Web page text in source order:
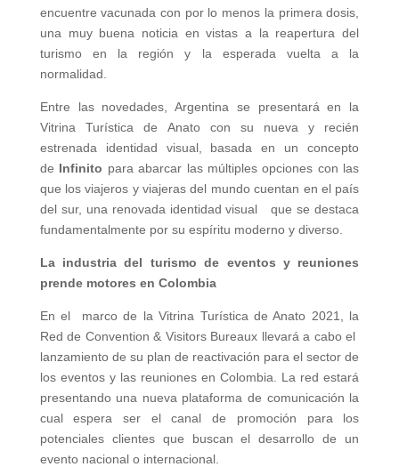
encuentre vacunada con por lo menos la primera dosis,
una muy buena noticia en vistas a la reapertura del
turismo en la región y la esperada vuelta a la
normalidad.
Entre las novedades, Argentina se presentará en la
Vitrina Turística de Anato con su nueva y recién
estrenada identidad visual, basada en un concepto
de Infinito para abarcar las múltiples opciones con las
que los viajeros y viajeras del mundo cuentan en el país
del sur, una renovada identidad visual que se destaca
fundamentalmente por su espíritu moderno y diverso.
La industria del turismo de eventos y reuniones
prende motores en Colombia
En el marco de la Vitrina Turística de Anato 2021, la
Red de Convention & Visitors Bureaux llevará a cabo el
lanzamiento de su plan de reactivación para el sector de
los eventos y las reuniones en Colombia. La red estará
presentando una nueva plataforma de comunicación la
cual espera ser el canal de promoción para los
potenciales clientes que buscan el desarrollo de un
evento nacional o internacional.